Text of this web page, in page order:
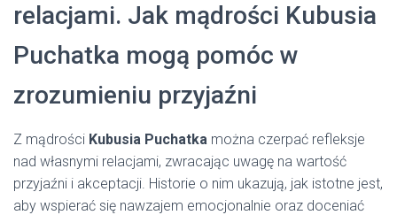
relacjami. Jak mądrości Kubusia
Puchatka mogą pomóc w
zrozumieniu przyjaźni
Z mądrości Kubusia Puchatka można czerpać refleksje
nad własnymi relacjami, zwracając uwagę na wartość
przyjaźni i akceptacji. Historie o nim ukazują, jak istotne jest,
aby wspierać się nawzajem emocjonalnie oraz doceniać